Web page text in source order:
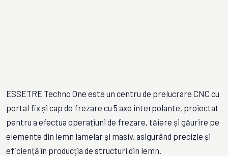
ESSETRE Techno One este un centru de prelucrare CNC cu
portal fix și cap de frezare cu 5 axe interpolante, proiectat
pentru a efectua operațiuni de frezare, tăiere și găurire pe
elemente din lemn lamelar și masiv, asigurând precizie și
eficiență în producția de structuri din lemn.